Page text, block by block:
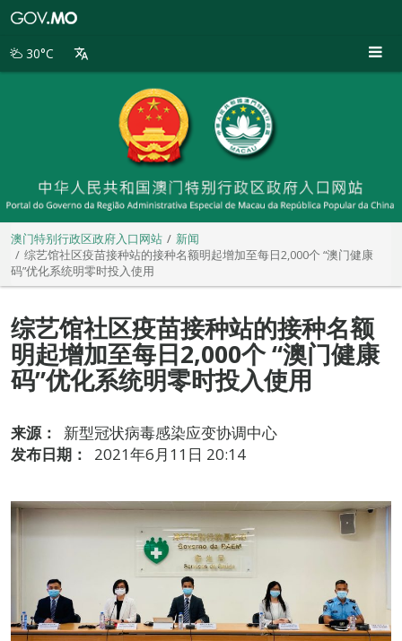
别
30°C
澳门特别行政区政府入口网站
新闻
综艺馆社区疫苗接种站的接种名额明起增加至每日2,000个 “澳门健康
码”优化系统明零时投入使用
综艺馆社区疫苗接种站的接种名额
明起增加至每日2,000个 “澳门健康
码”优化系统明零时投入使用
来源：
新型冠状病毒感染应变协调中心
发布日期：
2021年6月11日 20:14